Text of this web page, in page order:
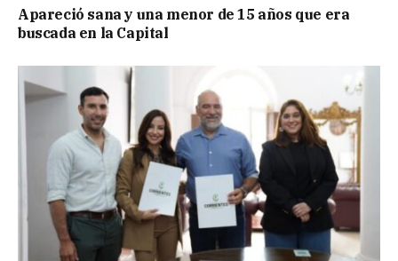
Apareció sana y una menor de 15 años que era
buscada en la Capital